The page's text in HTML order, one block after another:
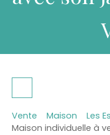
Vente Maison
Les
Maison individuelle à